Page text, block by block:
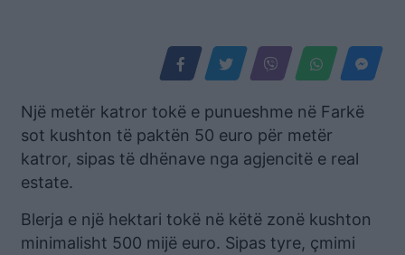
Një metër katror tokë e punueshme në Farkë
sot kushton të paktën 50 euro për metër
katror, sipas të dhënave nga agjencitë e real
estate.
Blerja e një hektari tokë në këtë zonë kushton
minimalisht 500 mijë euro. Sipas tyre, çmimi